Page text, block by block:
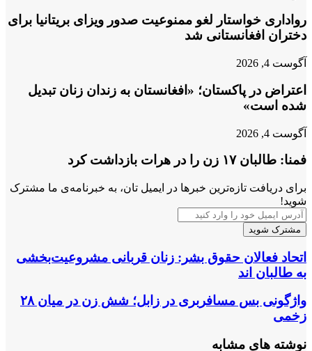
رواداری خواستار لغو ممنوعیت صدور ویزای بریتانیا برای
دختران افغانستانی شد
آگوست 4, 2026
اعتراض در پاکستان؛ «افغانستان به زندان زنان تبدیل
شده است»
آگوست 4, 2026
فمنا: طالبان ۱۷ زن را در هرات بازداشت کرد
برای دریافت تازه‌ترین خبرها در ایمیل تان، به خبرنامه‌ی ما مشترک
شوید!
آدرس
ایمیل
خود
را
وارد
کنید
اتحاد
فعالان
حقوق
بشر:
زنان
قربانی
مشروعیت‌بخشی
به
اتحاد فعالان حقوق بشر: زنان قربانی مشروعیت‌بخشی
به طالبان ‌اند
واژگونی
بس
مسافربری
در
واژگونی بس مسافربری در زابل؛ شش زن در میان ۲۸
زخمی
نوشته های مشابه